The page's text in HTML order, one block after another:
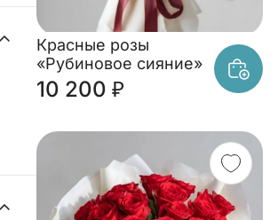
Красные розы
«Рубиновое сияние»
10 200 ₽